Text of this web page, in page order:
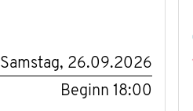
Samstag, 26.09.2026
Beginn18:00